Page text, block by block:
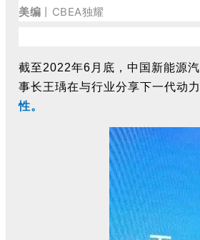
美编 丨CBEA独耀
截至2022年6 月底，中国新能源
事长王瑀在与行业分享下一代动
性。